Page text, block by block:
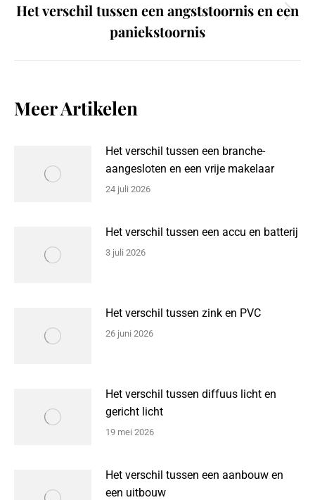
Next
post:
Het verschil tussen een angststoornis en een
paniekstoornis
Meer Artikelen
Het verschil tussen een branche-
aangesloten en een vrije makelaar
24 juli 2026
Het verschil tussen een accu en batterij
3 juli 2026
Het verschil tussen zink en PVC
26 juni 2026
Het verschil tussen diffuus licht en
gericht licht
19 mei 2026
Het verschil tussen een aanbouw en
een uitbouw